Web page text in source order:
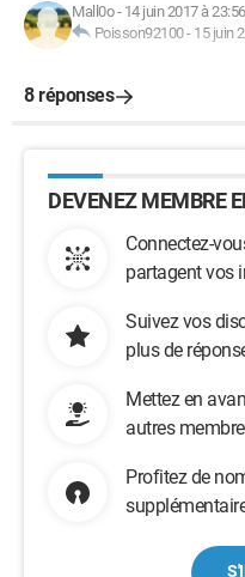
Mall0o- 14 juin 2017 à 23:56
Poisson92100- 15 juin
8 réponses
DEVENEZ MEMBRE
Connectez-
partagent vos
Suivez vos
plus de
Mettez en
autres
Profitez de